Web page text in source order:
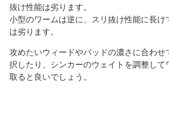
抜け性能は劣ります。
小型のワームは逆に、スリ抜け性能に長け
は劣ります。
攻めたいウィードやバッドの濃さに合わせ
択したり、シンカーのウェイトを調整して
取ると良いでしょう。